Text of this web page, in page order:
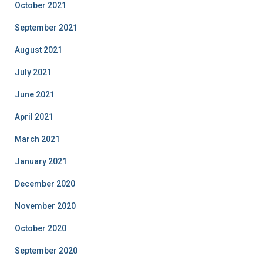
October 2021
September 2021
August 2021
July 2021
June 2021
April 2021
March 2021
January 2021
December 2020
November 2020
October 2020
September 2020